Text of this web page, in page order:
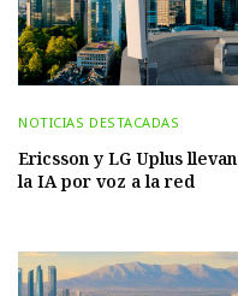
NOTICIAS DESTACADAS
Ericsson y LG Uplus llevan
la IA por voz a la red